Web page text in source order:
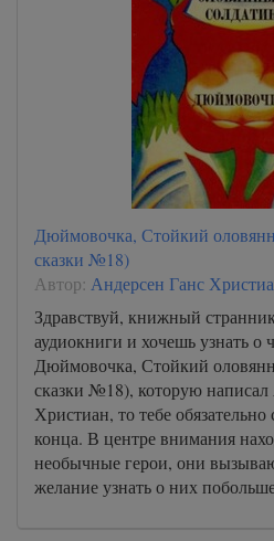
Дюймовочка, Стойкий
сказки №18)
Автор: Андерсен Ганс
Здравствуй, книжный
аудиокниги и хочешь узнать о
Дюймовочка, Стойкий
сказки №18), которую
Христиан, то тебе
конца. В центре внимания
необычные герои, они
желание узнать о них